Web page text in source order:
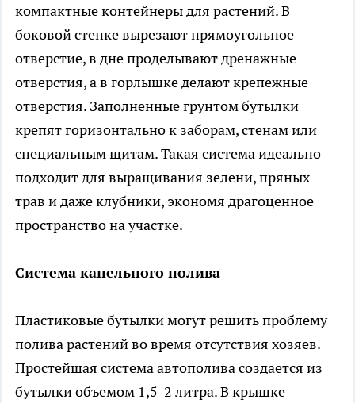
компактные контейнеры для растений. В
боковой стенке вырезают прямоугольное
отверстие, в дне проделывают дренажные
отверстия, а в горлышке делают крепежные
отверстия. Заполненные грунтом бутылки
крепят горизонтально к заборам, стенам или
специальным щитам. Такая система идеально
подходит для выращивания зелени, пряных
трав и даже клубники, экономя драгоценное
пространство на участке.
Система капельного полива
Пластиковые бутылки могут решить проблему
полива растений во время отсутствия хозяев.
Простейшая система автополива создается из
бутылки объемом 1,5-2 литра. В крышке